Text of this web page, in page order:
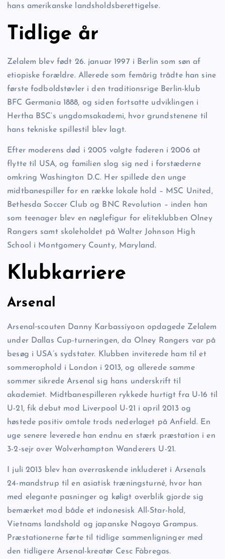
hans amerikanske landsholdsberettigelse.
Tidlige år
Zelalem blev født 26. januar 1997 i Berlin som søn af
etiopiske forældre. Allerede som femårig trådte han sine
første fodboldstøvler i den traditionsrige Berlin-klub
BFC Germania 1888, og siden fortsatte udviklingen i
Hertha BSC’s ungdomsakademi, hvor grundstenene til
hans tekniske spillestil blev lagt.
Efter moderens død i 2005 valgte faderen i 2006 at
flytte til USA, og familien slog sig ned i forstæderne
omkring Washington D.C. Her spillede den unge
midtbanespiller for en række lokale hold – MSC United,
Bethesda Soccer Club og BNC Revolution – inden han
som teenager blev en nøglefigur for eliteklubben Olney
Rangers samt skoleholdet på Walter Johnson High
School i Montgomery County, Maryland.
Klubkarriere
Arsenal
Arsenal‐scouten Danny Karbassiyoon opdagede Zelalem
under Dallas Cup-turneringen, da Olney Rangers var på
besøg i USA’s sydstater. Klubben inviterede ham til et
sommerophold i London i 2013, og allerede samme
sommer sikrede Arsenal sig hans underskrift til
akademiet. Midtbanespilleren rykkede hurtigt fra U-16 til
U-21, fik debut mod Liverpool U-21 i april 2013 og
høstede positiv omtale trods nederlaget på Anfield. En
uge senere leverede han endnu en stærk præstation i en
3-2-sejr over Wolverhampton Wanderers U-21.
I juli 2013 blev han overraskende inkluderet i Arsenals
24-mandstrup til en asiatisk træningsturné, hvor han
med elegante pasninger og køligt overblik gjorde sig
bemærket mod både et indonesisk All-Star-hold,
Vietnams landshold og japanske Nagoya Grampus.
Præstationerne førte til tidlige sammenligninger med
den tidligere Arsenal-kreatør Cesc Fàbregas.